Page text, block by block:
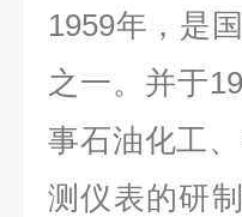
1959年，是
之一。并于
事石油化工
测仪表的研